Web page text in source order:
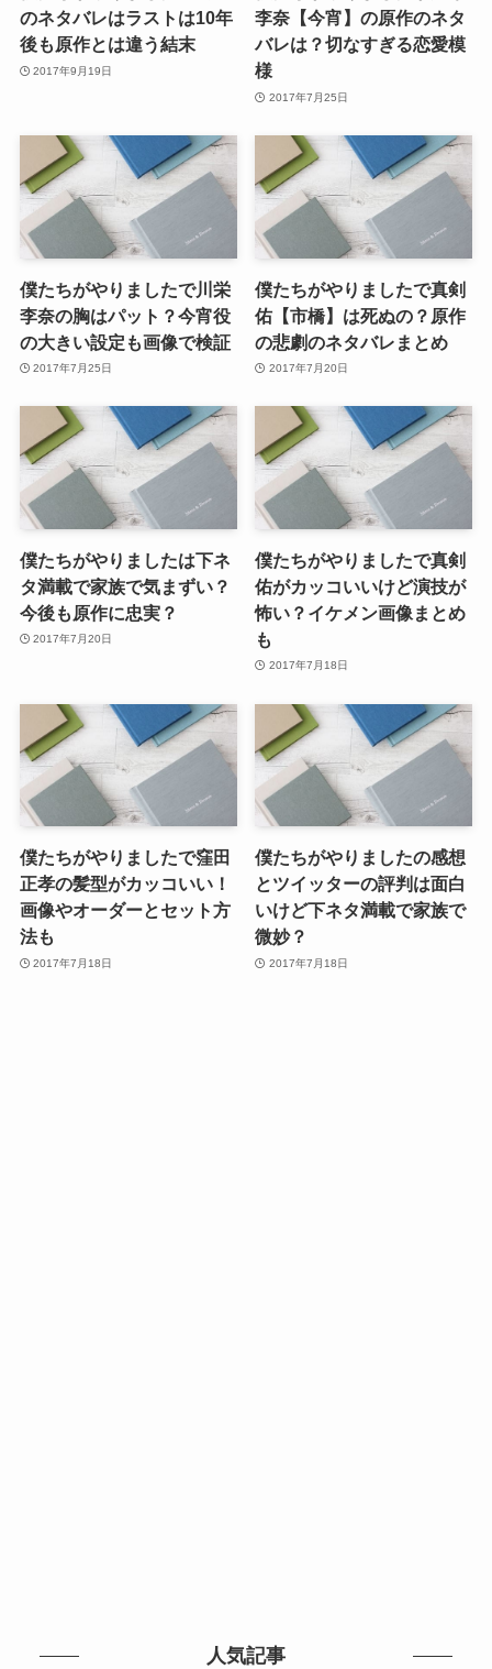
のネタバレはラストは10年
後も原作とは違う結末
2017年9月19日
李奈【今宵】の原作のネタ
バレは？切なすぎる恋愛模
様
2017年7月25日
僕たちがやりましたで川栄
李奈の胸はパット？今宵役
の大きい設定も画像で検証
2017年7月25日
僕たちがやりましたで真剣
佑【市橋】は死ぬの？原作
の悲劇のネタバレまとめ
2017年7月20日
僕たちがやりましたは下ネ
タ満載で家族で気まずい？
今後も原作に忠実？
2017年7月20日
僕たちがやりましたで真剣
佑がカッコいいけど演技が
怖い？イケメン画像まとめ
も
2017年7月18日
僕たちがやりましたで窪田
正孝の髪型がカッコいい！
画像やオーダーとセット方
法も
2017年7月18日
僕たちがやりましたの感想
とツイッターの評判は面白
いけど下ネタ満載で家族で
微妙？
2017年7月18日
人気記事